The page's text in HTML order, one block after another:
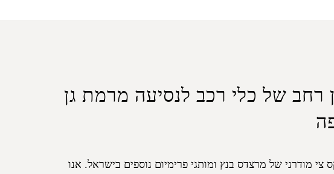
רחב של כלי רכב לנסיעה מרמת גן
צי מודרני של מרצדס בנץ ומותגי פרימיום נוספים בישראל. אנו